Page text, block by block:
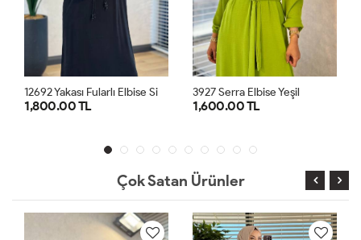
1,800.00 TL
3927 Serra Elbise Yeşil
1,600.00 TL
Çok Satan Ürünler